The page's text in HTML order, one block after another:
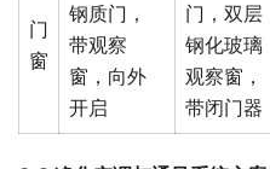
门
窗
钢质门，
带观察
窗，向外
开启
门，双层
钢化玻璃
观察窗，
带闭门器